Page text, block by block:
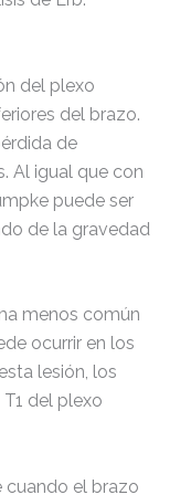
del plexo
del brazo.
de
Al igual que con
puede ser
de la gravedad
menos común
ocurrir en los
lesión, los
del plexo
cuando el brazo